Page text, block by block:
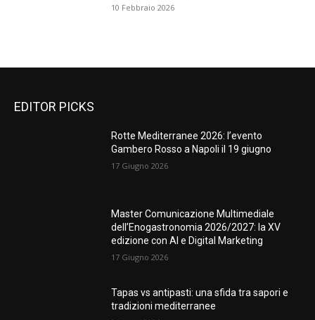
10 Febbraio 2026
EDITOR PICKS
Rotte Mediterranee 2026: l’evento
Gambero Rosso a Napoli il 19 giugno
17 Giugno 2026
Master Comunicazione Multimediale
dell’Enogastronomia 2026/2027: la XV
edizione con AI e Digital Marketing
17 Giugno 2026
Tapas vs antipasti: una sfida tra sapori e
tradizioni mediterranee